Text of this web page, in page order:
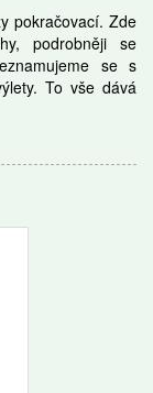
pokračovací. Zde
podrobněji se
se s
To vše dává